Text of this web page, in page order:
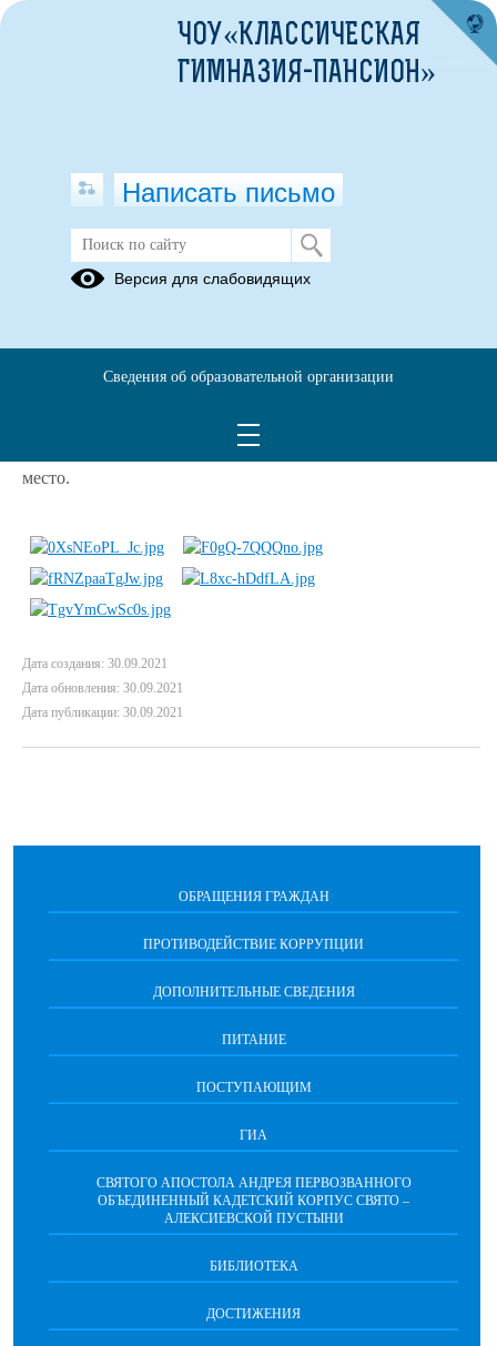
И снова о победах!
В соревнованиях принимали участие команды
Московского, Брянского, Владимирского, Тульского,
Команда Кадетского корпуса Свято- Алексиевской
Пустыни, представляя Ярославский отдел ЦКВ, заняла 1
место.
Дата создания: 30.09.2021
Дата обновления: 30.09.2021
Дата публикации: 30.09.2021
ОБРАЩЕНИЯ ГРАЖДАН
ПРОТИВОДЕЙСТВИЕ КОРРУПЦИИ
ДОПОЛНИТЕЛЬНЫЕ СВЕДЕНИЯ
ПИТАНИЕ
ПОСТУПАЮЩИМ
ГИА
СВЯТОГО АПОСТОЛА АНДРЕЯ ПЕРВОЗВАННОГО
ОБЪЕДИНЕННЫЙ КАДЕТСКИЙ КОРПУС СВЯТО –
АЛЕКСИЕВСКОЙ ПУСТЫНИ
БИБЛИОТЕКА
ДОСТИЖЕНИЯ
ЧОУ«КЛАССИЧЕСКАЯ
ГИМНАЗИЯ-ПАНСИОН»
Написать письмо
Версия для слабовидящих
Сведения об образовательной организации